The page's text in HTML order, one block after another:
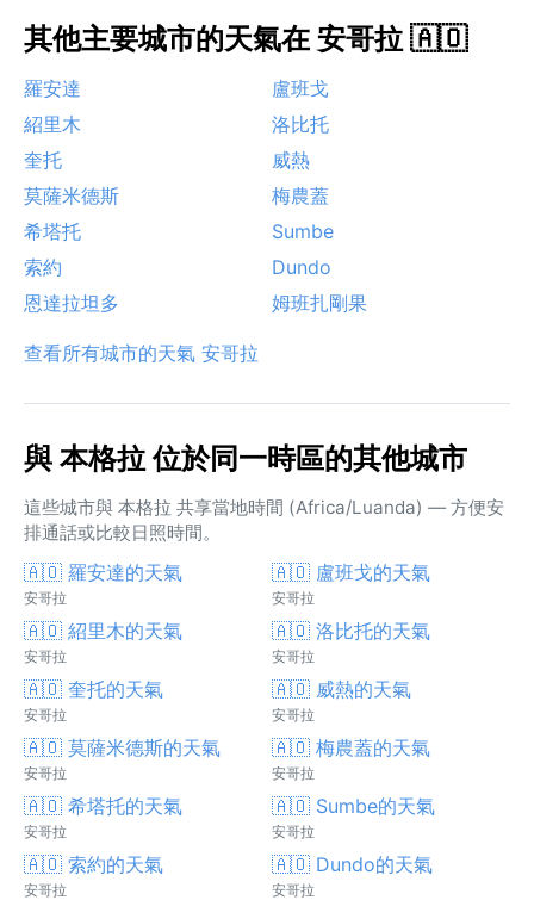
其他主要城市的天氣在 安哥拉 🇦🇴
羅安達
盧班戈
紹里木
洛比托
奎托
威熱
莫薩米德斯
梅農蓋
希塔托
Sumbe
索約
Dundo
恩達拉坦多
姆班扎剛果
查看所有城市的天氣 安哥拉
與 本格拉 位於同一時區的其他城市
這些城市與 本格拉 共享當地時間 (Africa/Luanda) — 方便安
排通話或比較日照時間。
🇦🇴 羅安達的天氣
安哥拉
🇦🇴 盧班戈的天氣
安哥拉
🇦🇴 紹里木的天氣
安哥拉
🇦🇴 洛比托的天氣
安哥拉
🇦🇴 奎托的天氣
安哥拉
🇦🇴 威熱的天氣
安哥拉
🇦🇴 莫薩米德斯的天氣
安哥拉
🇦🇴 梅農蓋的天氣
安哥拉
🇦🇴 希塔托的天氣
安哥拉
🇦🇴 Sumbe的天氣
安哥拉
🇦🇴 索約的天氣
安哥拉
🇦🇴 Dundo的天氣
安哥拉